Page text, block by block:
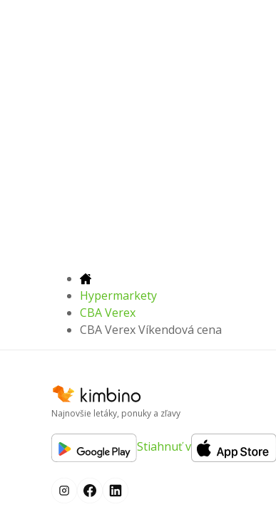
Hypermarkety
CBA Verex
CBA Verex Víkendová cena
Najnovšie letáky, ponuky a zľavy
Stiahnuť v